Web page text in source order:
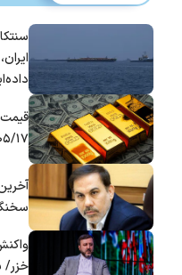
قیمت
خزر/